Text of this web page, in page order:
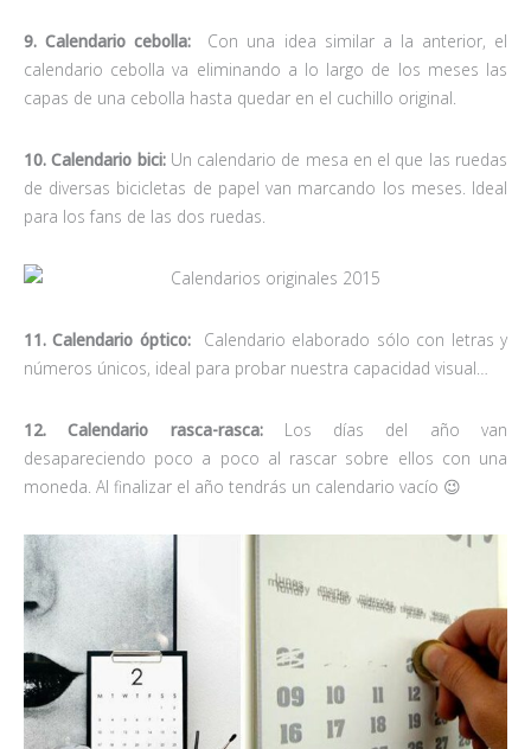
9. Calendario cebolla:
Con una idea similar a la anterior, el
calendario cebolla va eliminando a lo largo de los meses las
capas de una cebolla hasta quedar en el cuchillo original.
10. Calendario bici: Un calendario de mesa en el que las ruedas
de diversas bicicletas de papel van marcando los meses. Ideal
para los fans de las dos ruedas.
11. Calendario óptico:
Calendario elaborado sólo con letras y
números únicos, ideal para probar nuestra capacidad visual…
12. Calendario rasca-rasca: Los días del año van
desapareciendo poco a poco al rascar sobre ellos con una
moneda. Al finalizar el año tendrás un calendario vacío 😉